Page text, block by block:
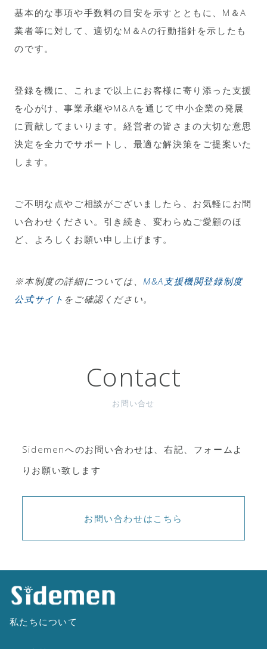
基本的な事項や手数料の目安を示すとともに、M＆A
業者等に対して、適切なM＆Aの行動指針を示したも
のです。
登録を機に、これまで以上にお客様に寄り添った支援
を心がけ、事業承継やM&Aを通じて中小企業の発展
に貢献してまいります。経営者の皆さまの大切な意思
決定を全力でサポートし、最適な解決策をご提案いた
します。
ご不明な点やご相談がございましたら、お気軽にお問
い合わせください。引き続き、変わらぬご愛顧のほ
ど、よろしくお願い申し上げます。
※本制度の詳細については、M&A支援機関登録制度
公式サイト をご確認ください。
Contact
お問い合せ
Sidemenへのお問い合わせは、右記、フォームよ
りお願い致します
お問い合わせはこちら
私たちについて